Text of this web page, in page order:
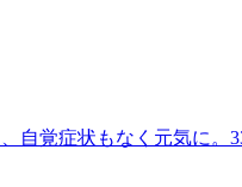
覚症状もなく元気に。